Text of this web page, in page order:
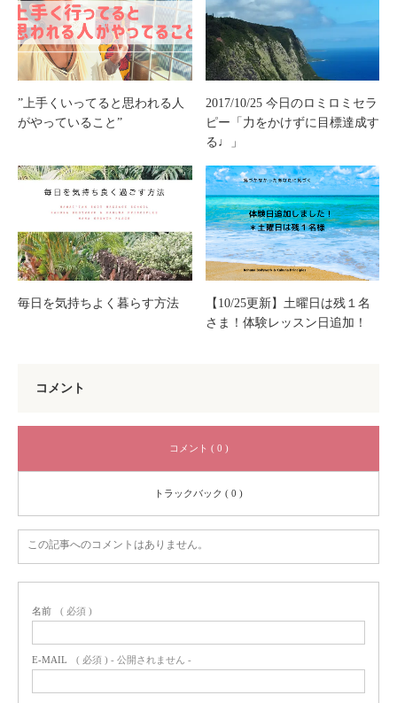
”上手くいってると思われる人
がやっていること”
2017/10/25 今日のロミロミセラ
ピー「力をかけずに目標達成す
る♩」
毎日を気持ちよく暮らす方法
【10/25更新】土曜日は残１名
さま！体験レッスン日追加！
コメント
コメント ( 0 )
トラックバック ( 0 )
この記事へのコメントはありません。
名前 ( 必須 )
E-MAIL ( 必須 ) - 公開されません -